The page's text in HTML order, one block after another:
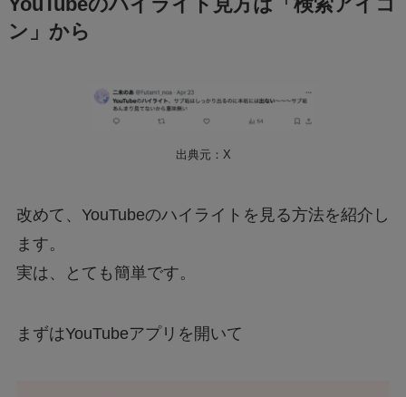
ン」から
出典元：X
改めて、YouTubeのハイライトを見る方法を紹介し
ます。
実は、とても簡単です。
まずはYouTubeアプリを開いて